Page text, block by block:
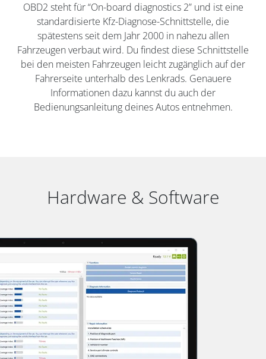
OBD2 steht für “On-board diagnostics 2” und ist eine
standardisierte Kfz-Diagnose-Schnittstelle, die
spätestens seit dem Jahr 2000 in nahezu allen
Fahrzeugen verbaut wird. Du findest diese Schnittstelle
bei den meisten Fahrzeugen leicht zugänglich auf der
Fahrerseite unterhalb des Lenkrads. Genauere
Informationen dazu kannst du auch der
Bedienungsanleitung deines Autos entnehmen.
Hardware & Software